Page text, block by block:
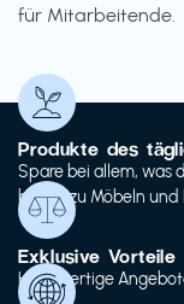
für Mitarbeitende.
Produkte des
Spare bei allem, was
bis hin zu Möbeln
Exklusive Vorteile
Hochwertige